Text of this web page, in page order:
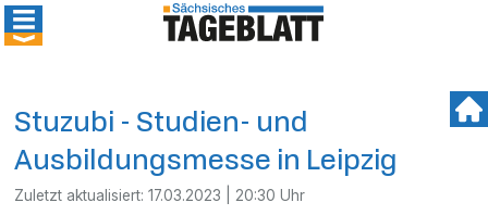
Stuzubi - Studien- und
Ausbildungsmesse in Leipzig
Zuletzt aktualisiert:17.03.2023 | 20:30 Uhr